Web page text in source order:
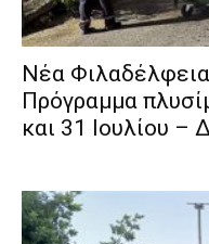
Νέα
Πρόγραμμα
και 31 Ιουλίου –